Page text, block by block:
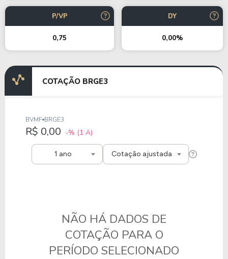
P/VP
0,75
DY
0,00%
COTAÇÃO BRGE3
1 ano
BVMF BRGE3
R$ 0,00 -% (1 A)
Cotação ajustada
NÃO HÁ DADOS DE
COTAÇÃO PARA O
PERÍODO SELECIONADO